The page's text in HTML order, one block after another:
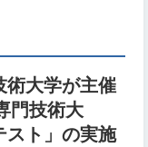
術大学が主催
門技術大
スト」の実施